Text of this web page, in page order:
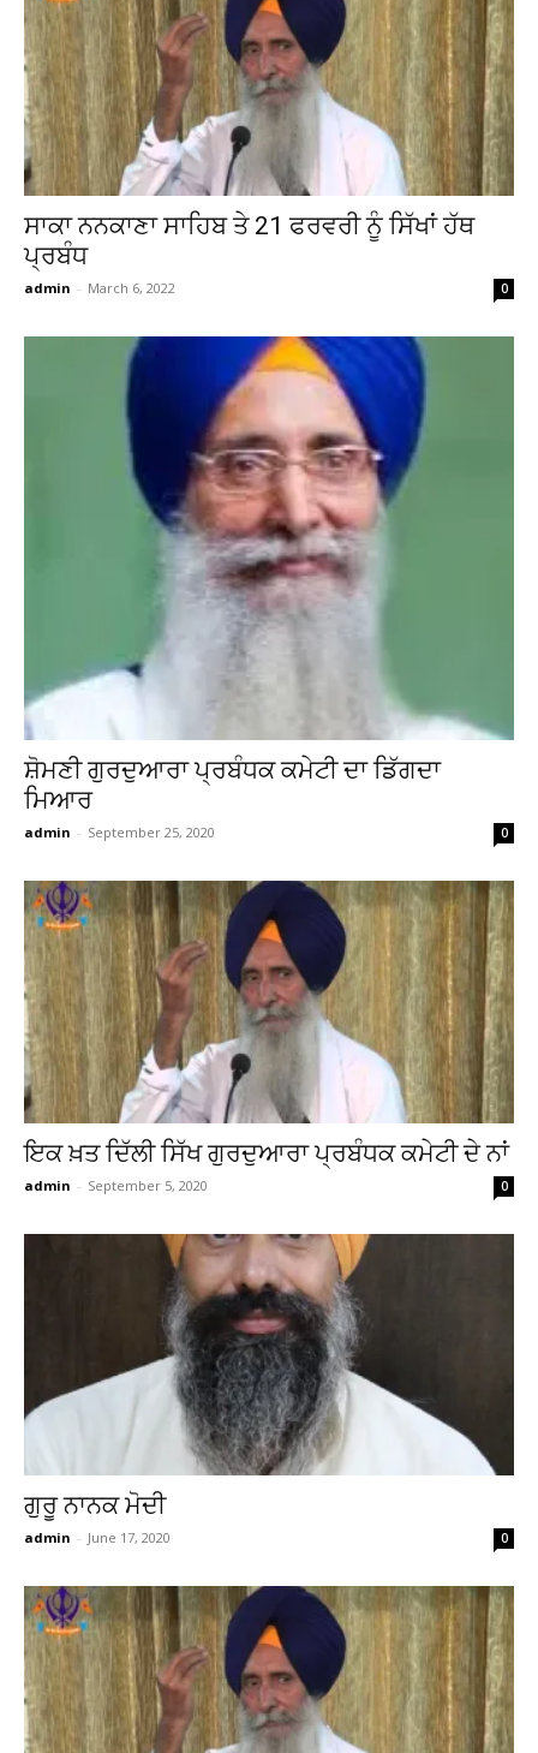
ਸਾਕਾ ਨਨਕਾਣਾ ਸਾਹਿਬ ਤੇ 21 ਫਰਵਰੀ ਨੂੰ ਸਿੱਖਾਂ ਹੱਥ
ਪ੍ਰਬੰਧ
admin - March 6, 2022 0
ਸ਼ੋਮਣੀ ਗੁਰਦੁਆਰਾ ਪ੍ਰਬੰਧਕ ਕਮੇਟੀ ਦਾ ਡਿੱਗਦਾ
ਮਿਆਰ
admin - September 25, 2020 0
ਇਕ ਖ਼ਤ ਦਿੱਲੀ ਸਿੱਖ ਗੁਰਦੁਆਰਾ ਪ੍ਰਬੰਧਕ ਕਮੇਟੀ ਦੇ ਨਾਂ
admin - September 5, 2020 0
ਗੁਰੂ ਨਾਨਕ ਮੋਦੀ
admin - June 17, 2020 0